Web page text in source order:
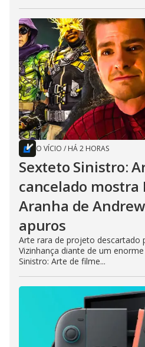
O VÍCIO / HÁ 2 HORAS
Sexteto Sinistro:
cancelado mostra
Aranha de
apuros
Arte rara de projeto descartado
Vizinhança diante de um
Sinistro: Arte de filme...